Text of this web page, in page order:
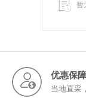
6年，
过市
个百分
划将适
暂
优惠保障
当地直采